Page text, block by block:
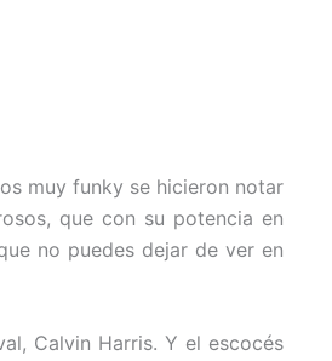
muy funky se hicieron notar
que con su potencia en
no puedes dejar de ver en
Calvin Harris. Y el escocés